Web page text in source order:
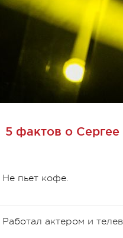
5 фактов о Сергее
Не пьет кофе.
Работал актером и